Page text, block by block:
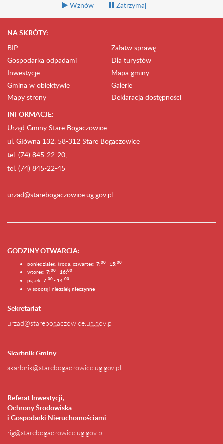
Wznów
Zatrzymaj
NA SKRÓTY:
BIP
Załatw sprawę
Gospodarka odpadami
Dla turystów
Inwestycje
Mapa gminy
Gmina w obiektywie
Galerie
Mapy strony
Deklaracja dostępności
INFORMACJE:
Urząd Gminy Stare Bogaczowice
ul. Główna 132, 58-312 Stare Bogaczowice
tel. (74) 845-22-20,
tel. (74) 845-22-45
urzad@starebogaczowice.ug.gov.pl
GODZINY OTWARCIA:
poniedziałek, środa, czwartek: 7:00 - 15:00
wtorek: 7:00 - 16:00
piątek: 7:00 - 14:00
w sobotę i niedzielę nieczynne
Sekretariat
urzad@starebogaczowice.ug.gov.pl
Skarbnik Gminy
skarbnik@starebogaczowice.ug.gov.pl
Referat Inwestycji,
Ochrony Środowiska
i Gospodarki Nieruchomościami
rig@starebogaczowice.ug.gov.pl